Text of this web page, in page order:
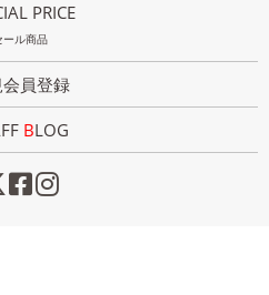
PRICE
ール商品
会員登録
BLOG